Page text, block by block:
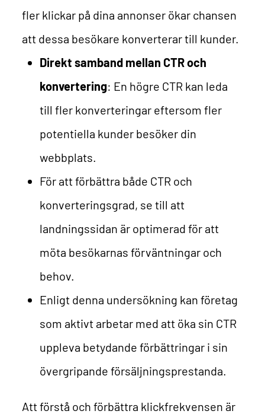
fler klickar på dina annonser ökar chansen
att dessa besökare konverterar till kunder.
Direkt samband mellan CTR och
konvertering: En högre CTR kan leda
till fler konverteringar eftersom fler
potentiella kunder besöker din
webbplats.
För att förbättra både CTR och
konverteringsgrad, se till att
landningssidan är optimerad för att
möta besökarnas förväntningar och
behov.
Enligt denna undersökning kan företag
som aktivt arbetar med att öka sin CTR
uppleva betydande förbättringar i sin
övergripande försäljningsprestanda.
Att förstå och förbättra klickfrekvensen är